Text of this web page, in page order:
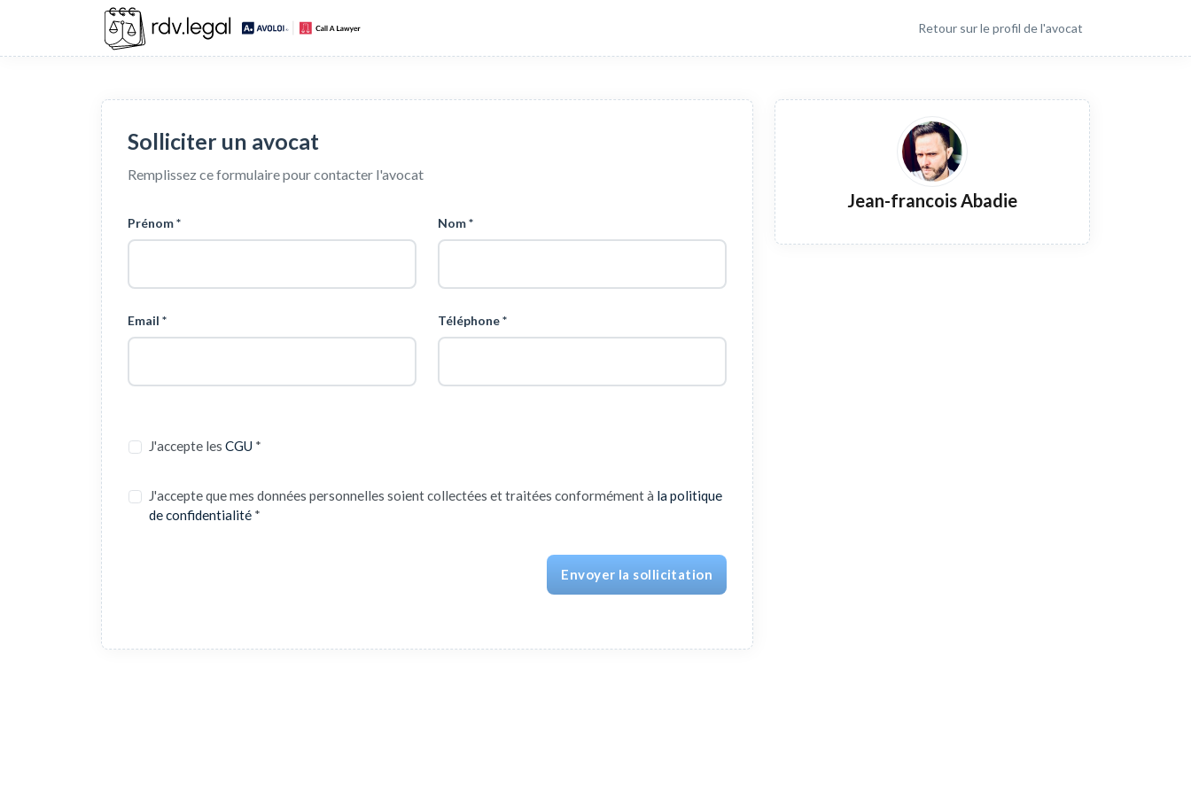
Retour sur le profil de l'avocat
Solliciter un avocat
Remplissez ce formulaire pour contacter l'avocat
Prénom * Nom *
Email * Téléphone *
J'accepte les CGU *
J'accepte que mes données personnelles soient collectées et traitées conformément à la politique
de confidentialité*
Envoyer la sollicitation
Jean-francois Abadie